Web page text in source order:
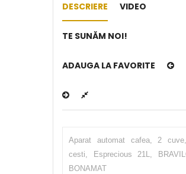
DESCRIERE VIDEO
TE SUNĂM NOI!
ADAUGA LA FAVORITE
Aparat automat cafea, 2
cesti, Esprecious 21L,
BONAMAT